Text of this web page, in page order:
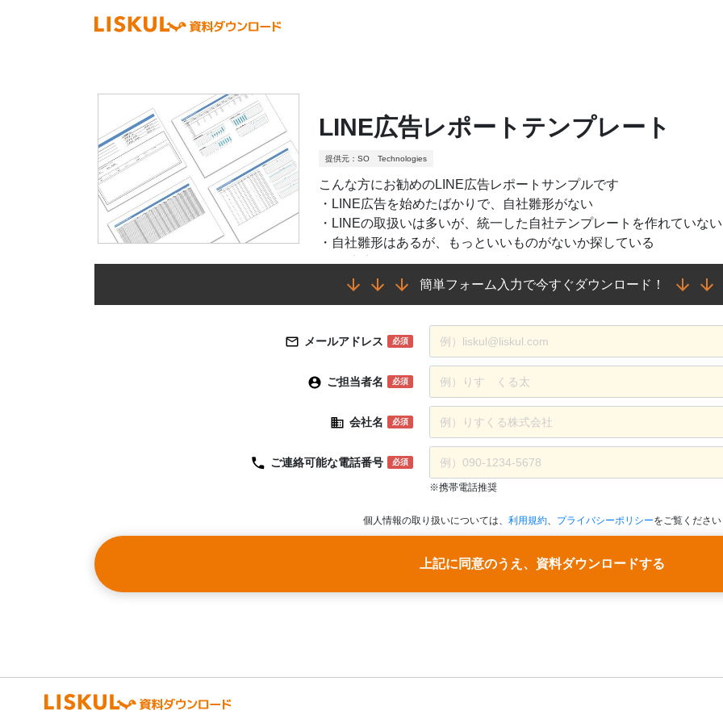
LINE広告レポートテンプレート
提供元：SO Technologies
こんな方にお勧めのLINE広告レポートサンプルです
・LINE広告を始めたばかりで、自社雛形がない
・LINEの取扱いは多いが、統一した自社テンプレートを作れていない
・自社雛形はあるが、もっといいものがないか探している
LINE広告のレポーティングの参考にしてみてください。
簡単フォーム入力で今すぐダウンロード！
メールアドレス 必須
ご担当者名 必須
会社名 必須
ご連絡可能な電話番号 必須
※携帯電話推奨
個人情報の取り扱いについては、 利用規約、 プライバシーポリシーをご覧ください
上記に同意のうえ、資料ダウンロードする